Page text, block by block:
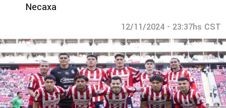
Necaxa
12/11/2024 - 23:37hs CST